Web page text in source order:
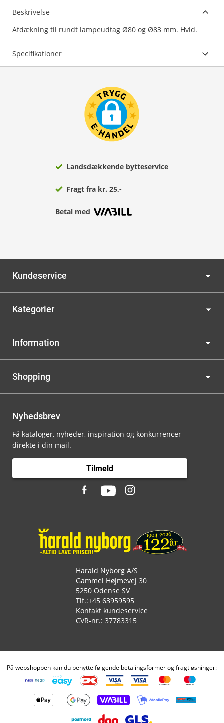
Beskrivelse
Afdækning til rundt lampeudtag Ø80 og Ø83 mm. Hvid.
Specifikationer
Landsdækkende bytteservice
Fragt fra kr. 25,-
Betal med
Kundeservice
Kategorier
Information
Shopping
Nyhedsbrev
Få kataloger, nyheder, inspiration og konkurrencer
direkte i din mail.
Tilmeld
Harald Nyborg A/S
Gammel Højmevej 30
5250 Odense SV
Tlf.:+45 63959595
Kontakt kundeservice
CVR-nr.: 37783315
På webshoppen kan du benytte følgende betalingsformer og fragtløsninger: